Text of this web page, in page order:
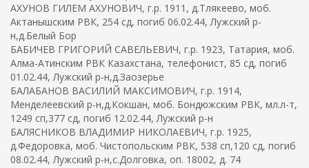
АХУНОВ ГИЛЕМ АХУНОВИЧ, г.р. 1911, д.Тлякеево, моб.
Актанышским РВК, 254 сд, погиб 06.02.44, Лужский р-
н,д.Белый Бор
БАБИЧЕВ ГРИГОРИЙ САВЕЛЬЕВИЧ, г.р. 1923, Татария, моб.
Алма-Атинским РВК Казахстана, телефонист, 85 сд, погиб
01.02.44, Лужский р-н,д.Заозерье
БАЛАБАНОВ ВАСИЛИЙ МАКСИМОВИЧ, г.р. 1914,
Менделеевский р-н,д.Кокшан, моб. Бондюжским РВК, мл.л-т,
1249 сп,377 сд, погиб 12.02.44, Лужский р-н
БАЛЯСНИКОВ ВЛАДИМИР НИКОЛАЕВИЧ, г.р. 1925,
д.Федоровка, моб. Чистопольским РВК, 538 сп,120 сд, погиб
08.02.44, Лужский р-н,с.Долговка, оп. 18002, д. 74